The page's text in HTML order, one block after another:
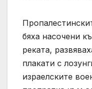
бяха насочени
реката,
плакати с
израелските